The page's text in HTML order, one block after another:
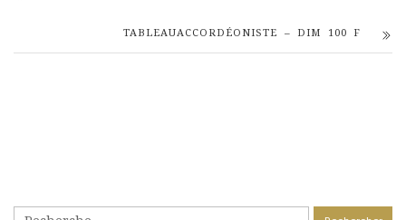
TABLEAUACCORDÉONISTE – DIM 100 F
Rechercher :